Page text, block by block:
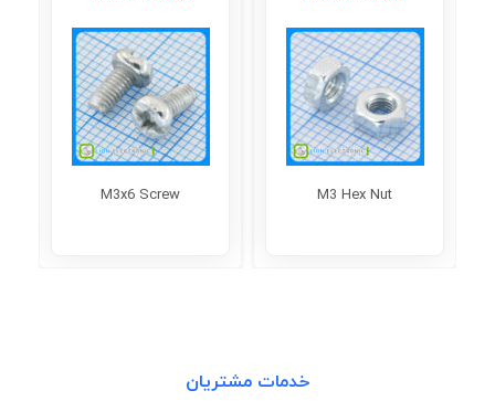
M3 Hex Nut
M3x6 Screw
خدمات مشتریان